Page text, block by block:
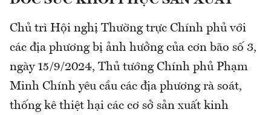
Chủ trì Hội nghị Thường trực Chính phủ với
các địa phương bị ảnh hưởng của cơn bão số 3,
ngày 15/9/2024, Thủ tướng Chính phủ Phạm
Minh Chính yêu cầu các địa phương rà soát,
thống kê thiệt hại các cơ sở sản xuất kinh